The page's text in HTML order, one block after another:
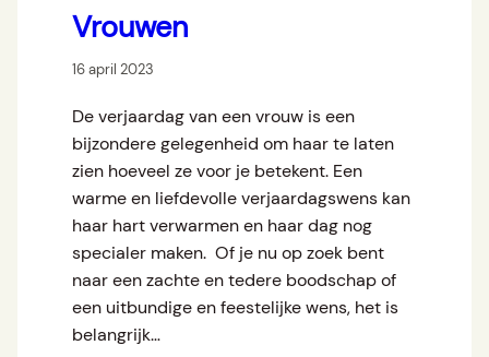
Vrouwen
16 april 2023
De verjaardag van een vrouw is een
bijzondere gelegenheid om haar te laten
zien hoeveel ze voor je betekent. Een
warme en liefdevolle verjaardagswens kan
haar hart verwarmen en haar dag nog
specialer maken. Of je nu op zoek bent
naar een zachte en tedere boodschap of
een uitbundige en feestelijke wens, het is
belangrijk…